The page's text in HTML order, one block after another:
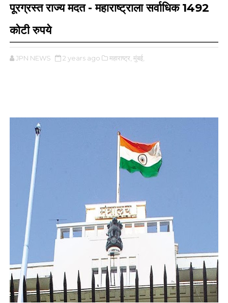
पूरग्रस्त राज्य मदत - महाराष्ट्राला सर्वाधिक 1492
कोटी रुपये
JPN NEWS 2 years ago महाराष्ट्र, मुंबई,